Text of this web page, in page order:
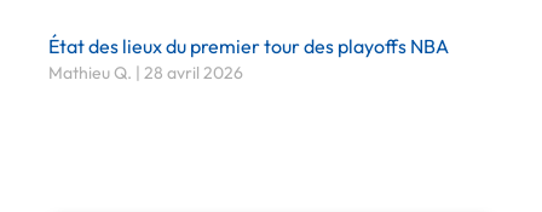
État des lieux du premier tour des playoffs NBA
Mathieu Q. 28 avril 2026